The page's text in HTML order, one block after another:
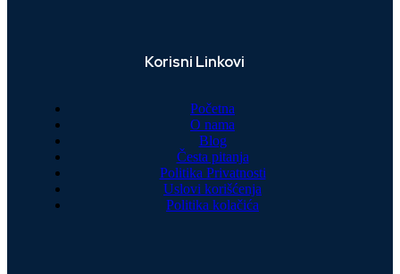
Korisni Linkovi
Početna
O nama
Blog
Česta pitanja
Politika Privatnosti
Uslovi korišćenja
Politika kolačića